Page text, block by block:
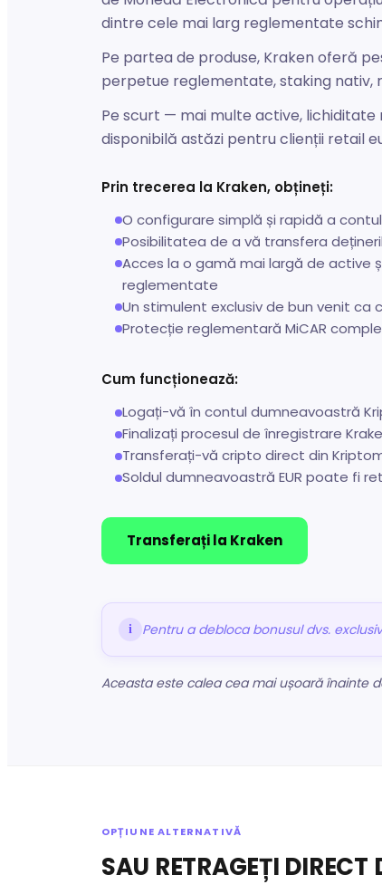
dintre cele mai larg reglementate
Pe partea de produse, Kraken oferă
perpetue reglementate, staking nativ,
Pe scurt — mai multe active,
disponibilă astăzi pentru clienții retail
Prin trecerea la Kraken, obțineți:
O configurare simplă și rapidă a
Posibilitatea de a vă transfera
Acces la o gamă mai largă de active
reglementate
Un stimulent exclusiv de bun venit
Protecție reglementară MiCAR
Cum funcționează:
Logați-vă în contul dumneavoastră
Finalizați procesul de înregistrare
Transferați-vă cripto direct din
Soldul dumneavoastră EUR poate fi
Transferați la Kraken
i Pentru a debloca bonusul dvs.
Aceasta este calea cea mai ușoară înainte
OPȚIUNE ALTERNATIVĂ
SAU RETRAGEȚI